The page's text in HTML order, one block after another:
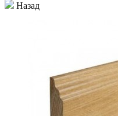
Назад